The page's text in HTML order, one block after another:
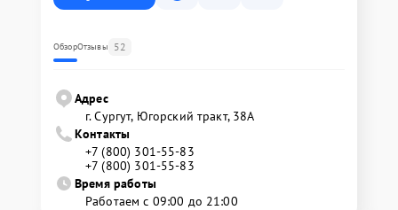
ОбзорОтзывы 52
Адрес
г. Сургут, Югорский тракт, 38А
Контакты
+7 (800) 301-55-83
+7 (800) 301-55-83
Время работы
Работаем с 09:00 до 21:00